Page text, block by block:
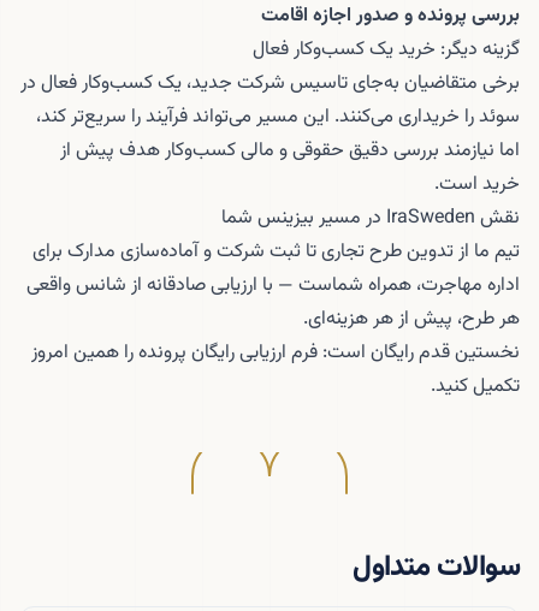
بررسی پرونده و صدور اجازه اقامت
گزینه دیگر: خرید یک کسب‌وکار فعال
برخی متقاضیان به‌جای تاسیس شرکت جدید، یک کسب‌وکار فعال در
سوئد را خریداری می‌کنند. این مسیر می‌تواند فرآیند را سریع‌تر کند،
اما نیازمند بررسی دقیق حقوقی و مالی کسب‌وکار هدف پیش از
خرید است.
نقش IraSweden در مسیر بیزینس شما
تیم ما از تدوین طرح تجاری تا ثبت شرکت و آماده‌سازی مدارک برای
اداره مهاجرت، همراه شماست — با ارزیابی صادقانه از شانس واقعی
هر طرح، پیش از هر هزینه‌ای.
نخستین قدم رایگان است: فرم ارزیابی رایگان پروندهرا همین امروز
تکمیل کنید.
سوالات متداول